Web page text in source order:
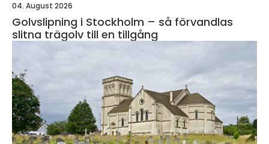
04. August 2026
Golvslipning i Stockholm – så förvandlas
slitna trägolv till en tillgång